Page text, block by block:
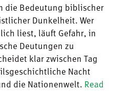
die Bedeutung biblischer
Dunkelheit. Wer
liest, läuft Gefahr, in
Deutungen zu
klar zwischen Tag
Nacht
die Nationenwelt. Read